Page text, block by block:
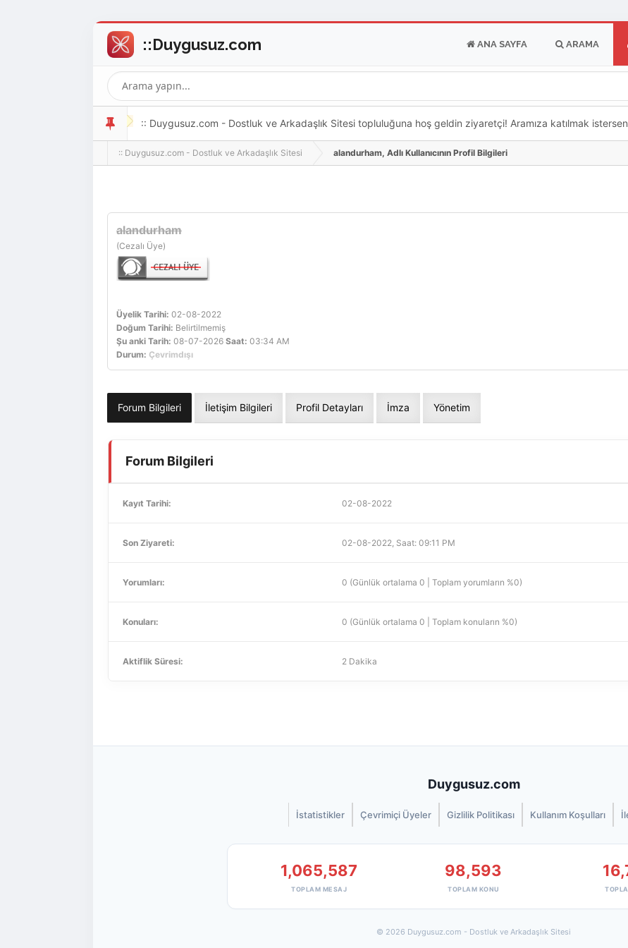
ANA SAYFA ARAMA
:: Duygusuz.com - Dostluk ve Arkadaşlık Sitesi topluluğuna hoş geldin ziyaretçi! Aramıza katılmak
oldukça kolay ve zahmetsizdir.
:: Duygusuz.com - Dostluk ve Arkadaşlık Sitesi alandurham, Adlı Kullanıcının Profil Bilgileri
alandurham
(Cezalı Üye)
Üyelik Tarihi: 02-08-2022
Doğum Tarihi: Belirtilmemiş
Şu anki Tarih: 08-07-2026 Saat: 03:34 AM
Durum: Çevrimdışı
Forum Bilgileri İletişim Bilgileri Profil Detayları İmza Yönetim
Forum Bilgileri
Kayıt Tarihi: 02-08-2022
Son Ziyareti: 02-08-2022, Saat: 09:11 PM
Yorumları: 0 (Günlük ortalama 0 | Toplam yorumların %0)
Konuları: 0 (Günlük ortalama 0 | Toplam konuların %0)
Aktiflik Süresi: 2 Dakika
Duygusuz.com
İstatistikler Çevrimiçi Üyeler Gizlilik Politikası Kullanım Koşulları
1,065,587
TOPLAM MESAJ
98,593
TOPLAM KONU
© 2026 Duygusuz.com - Dostluk ve Arkadaşlık Sitesi